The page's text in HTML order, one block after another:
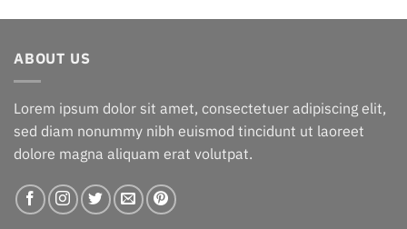
฿458.00.฿408.00.
ABOUT US
Lorem ipsum dolor sit amet, consectetuer adipiscing elit,
sed diam nonummy nibh euismod tincidunt ut laoreet
dolore magna aliquam erat volutpat.